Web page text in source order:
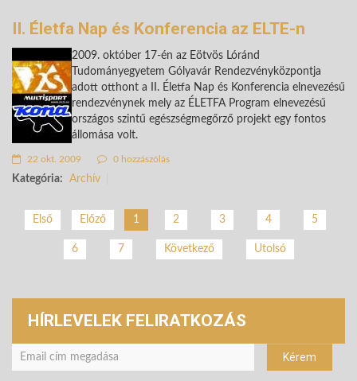
II. Életfa Nap és Konferencia az ELTE-n
2009. október 17-én az Eötvös Lóránd
Tudományegyetem Gólyavár Rendezvényközpontja
adott otthont a II. Életfa Nap és Konferencia elnevezésű
rendezvénynek mely az ÉLETFA Program elnevezésű
országos szintű egészségmegőrző projekt egy fontos
állomása volt.
22 okt. 2009 0 hozzászólás
Kategória: Archív
Első Előző 1 2 3 4 5
6 7 Következő Utolsó
HÍRLEVELEK FELIRATKOZÁS